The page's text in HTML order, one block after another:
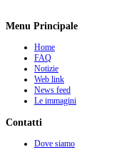
Menu Principale
Home
FAQ
Notizie
Web link
News feed
Le immagini
Contatti
Dove siamo